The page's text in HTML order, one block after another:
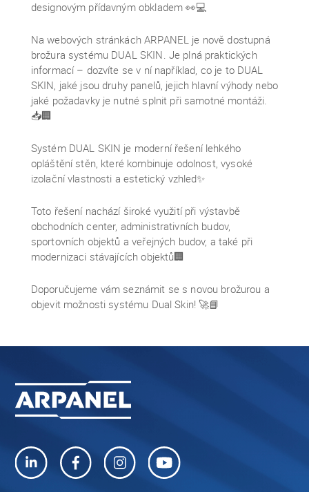
designovým přídavným obkladem 👀💻
Na webových stránkách ARPANEL je nově dostupná
brožura systému DUAL SKIN. Je plná praktických
informací – dozvíte se v ní například, co je to DUAL
SKIN, jaké jsou druhy panelů, jejich hlavní výhody nebo
jaké požadavky je nutné splnit při samotné montáži.
📥🏢
Systém DUAL SKIN je moderní řešení lehkého
opláštění stěn, které kombinuje odolnost, vysoké
izolační vlastnosti a estetický vzhled✨
Toto řešení nachází široké využití při výstavbě
obchodních center, administrativních budov,
sportovních objektů a veřejných budov, a také při
modernizaci stávajících objektů🏢
Doporučujeme vám seznámit se s novou brožurou a
objevit možnosti systému Dual Skin! 🚀📘